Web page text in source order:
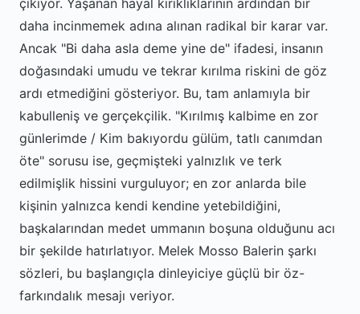
çıkıyor. Yaşanan hayal kırıklıklarının ardından bir
daha incinmemek adına alınan radikal bir karar var.
Ancak "Bi daha asla deme yine de" ifadesi, insanın
doğasındaki umudu ve tekrar kırılma riskini de göz
ardı etmediğini gösteriyor. Bu, tam anlamıyla bir
kabulleniş ve gerçekçilik. "Kırılmış kalbime en zor
günlerimde / Kim bakıyordu gülüm, tatlı canımdan
öte" sorusu ise, geçmişteki yalnızlık ve terk
edilmişlik hissini vurguluyor; en zor anlarda bile
kişinin yalnızca kendi kendine yetebildiğini,
başkalarından medet ummanın boşuna olduğunu acı
bir şekilde hatırlatıyor. Melek Mosso Balerin şarkı
sözleri, bu başlangıçla dinleyiciye güçlü bir öz-
farkındalık mesajı veriyor.